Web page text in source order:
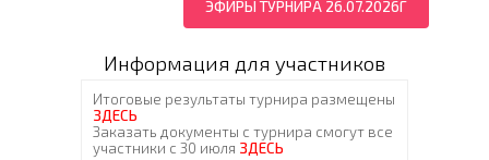
ЭФИРЫ ТУРНИРА 26.07.2026Г
Информация для участников